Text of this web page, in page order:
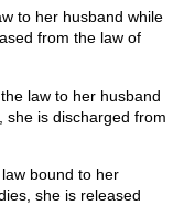
to her husband while
from the law of
law to her husband
she is discharged from
bound to her
she is released